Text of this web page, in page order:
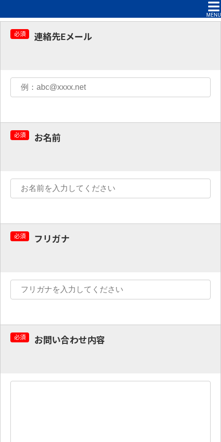
MENU
必須 連絡先Eメール
必須 お名前
必須 フリガナ
必須 お問い合わせ内容